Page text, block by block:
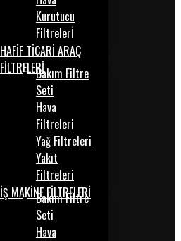
Kurutucu
Filtrelerİ
HAFİF TİCARİ ARAÇ
FİLTRELERİBakım Filtre
Seti
Hava
Filtreleri
Yağ Filtreleri
Yakıt
Filtreleri
İŞ MAKİNE FİLTRELERİ
Bakım Filtre
Seti
Hava